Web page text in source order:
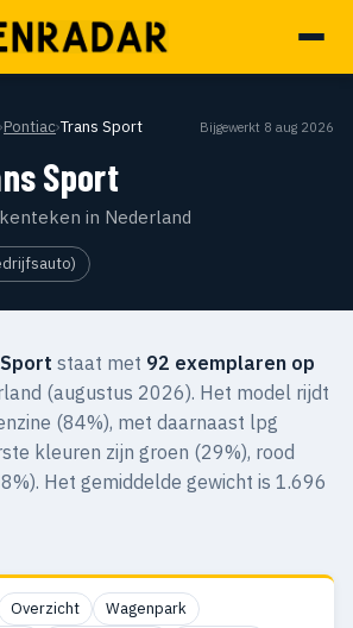
›Pontiac›Trans Sport Bijgewerkt 8 aug 2026
Sport
in Nederland
staat met 92 exemplaren op
(augustus 2026). Het model rijdt
(84%), met daarnaast lpg
kleuren zijn groen (29%), rood
Het gemiddelde gewicht is 1.696
Overzicht
Wagenpark